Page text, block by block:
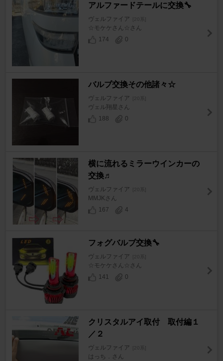
アルファードテールに交換🔧
ヴェルファイア [20系]
☆モケケさん☆さん
174
0
バルブ交換その他諸々☆
ヴェルファイア [20系]
ヴェル翔星さん
188
0
横に流れるミラーウインカーの
交換♬
ヴェルファイア [20系]
MMJKさん
167
4
フォグバルブ交換🔧
ヴェルファイア [20系]
☆モケケさん☆さん
141
0
クリスタルアイ取付 取付編１
／２
ヴェルファイア [20系]
はっち．さん